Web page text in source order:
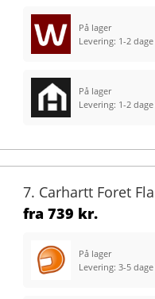
På lager
Levering: 1-2 dage
På lager
Levering: 1-2 dage
7. Carhartt Foret
fra 739 kr.
På lager
Levering: 3-5 dage